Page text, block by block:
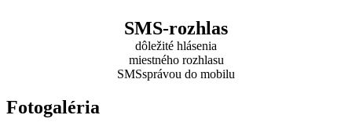
SMS-rozhlas
dôležité hlásenia
miestného rozhlasu
SMSsprávou do mobilu
Fotogaléria